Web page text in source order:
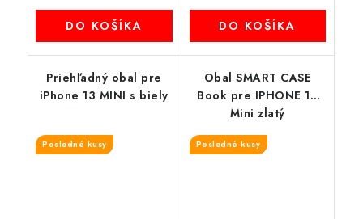
DO KOŠÍKA DO KOŠÍKA
Priehľadný obal pre
iPhone 13 MINI s biely
Posledné kusy
Obal SMART CASE
Book pre IPHONE 13
Mini zlatý
Posledné kusy